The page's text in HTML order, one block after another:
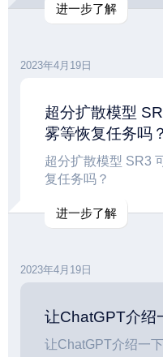
进一步了解
2023年4月19日
超分扩散模型
雾等恢复任务吗？
超分扩散模型 SR3
复任务吗？
进一步了解
2023年4月19日
让ChatGPT介绍
让ChatGPT介绍一